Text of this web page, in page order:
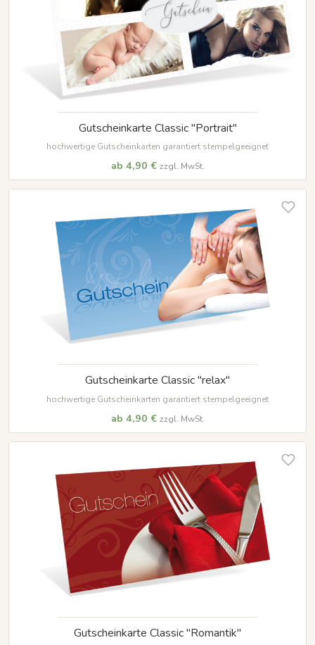
Gutscheinkarte Classic "Portrait"
hochwertige Gutscheinkarten garantiert stempelgeeignet
ab 4,90 € zzgl. MwSt.
Gutscheinkarte Classic "relax"
hochwertige Gutscheinkarten garantiert stempelgeeignet
ab 4,90 € zzgl. MwSt.
Gutscheinkarte Classic "Romantik"